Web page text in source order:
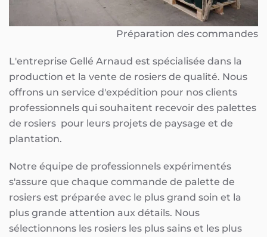
Préparation des commandes
L'entreprise Gellé Arnaud est spécialisée dans la
production et la vente de rosiers de qualité. Nous
offrons un service d'expédition pour nos clients
professionnels qui souhaitent recevoir des palettes
de rosiers pour leurs projets de paysage et de
plantation.
Notre équipe de professionnels expérimentés
s'assure que chaque commande de palette de
rosiers est préparée avec le plus grand soin et la
plus grande attention aux détails. Nous
sélectionnons les rosiers les plus sains et les plus